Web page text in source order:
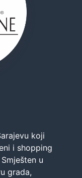
koji
i shopping
u
grada,